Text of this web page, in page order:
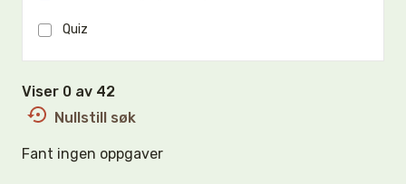
Quiz
Viser 0 av 42
Nullstill søk
Fant ingen oppgaver